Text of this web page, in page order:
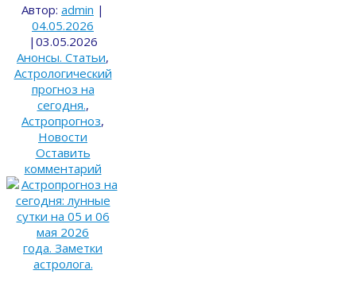
Автор: admin |
04.05.2026
| 03.05.2026
Анонсы. Статьи,
Астрологический
прогноз на
сегодня.,
Астропрогноз,
Новости
Оставить
комментарий